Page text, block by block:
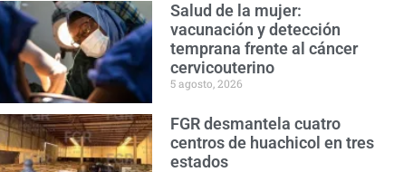
Salud de la mujer:
vacunación y detección
temprana frente al cáncer
cervicouterino
5 agosto, 2026
FGR desmantela cuatro
centros de huachicol en tres
estados